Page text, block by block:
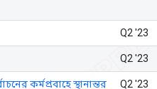
Q2 '23
Q2 '23
কর্মপ্রবাহে স্থানান্তর
Q2 '23